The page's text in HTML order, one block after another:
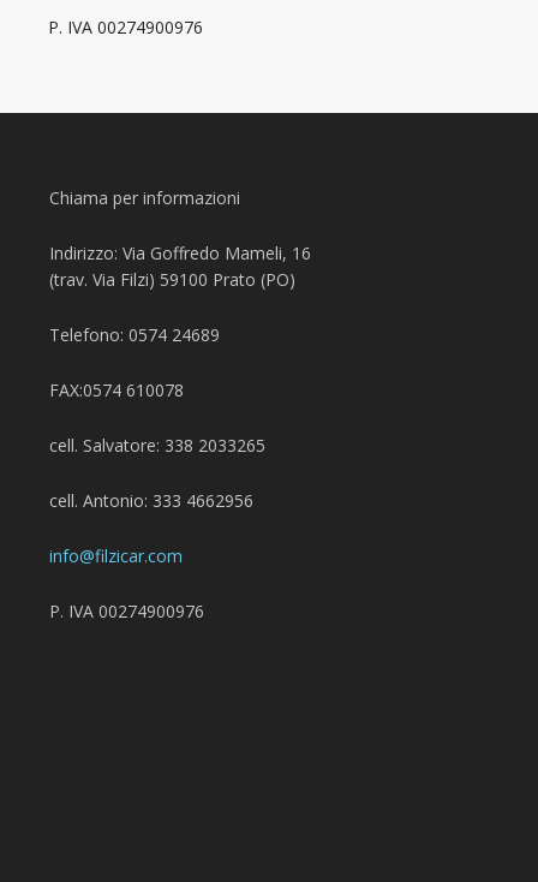
P. IVA 00274900976
Chiama per informazioni
Indirizzo: Via Goffredo Mameli, 16
(trav. Via Filzi) 59100 Prato (PO)
Telefono: 0574 24689
FAX:0574 610078
cell. Salvatore: 338 2033265
cell. Antonio: 333 4662956
info@filzicar.com
P. IVA 00274900976